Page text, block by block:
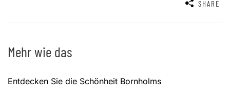
SHARE
Mehr wie das
Entdecken Sie die Schönheit Bornholms